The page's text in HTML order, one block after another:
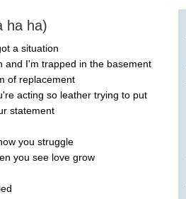
ha ha)
a situation
and I'm trapped in the basement
of replacement
acting so leather trying to put
statement
you struggle
you see love grow